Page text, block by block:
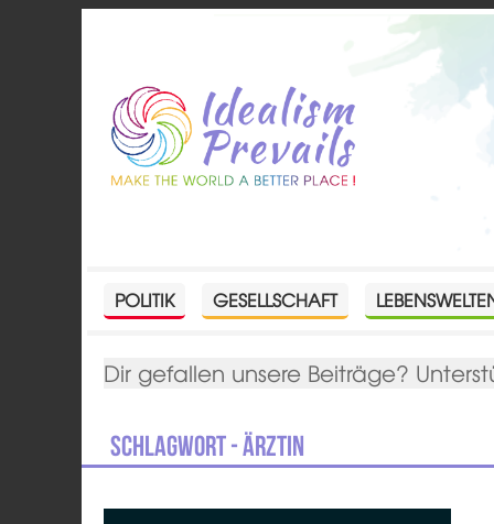
POLITIK GESELLSCHAFT
Dir gefallen unsere Beiträge?
Schlagwort - Ärztin